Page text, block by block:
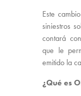
Este
siniestros
contará
que le
emitido la
¿Qué es